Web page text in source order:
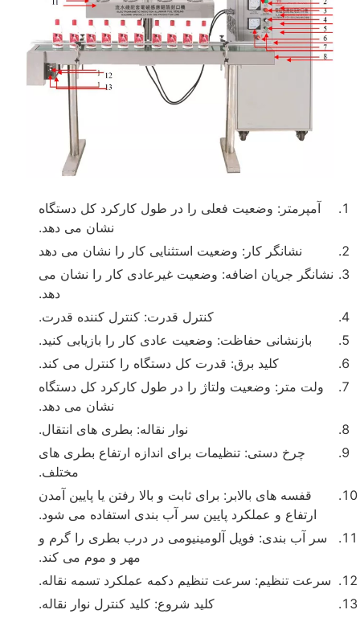
آمپرمتر: وضعیت فعلی را در طول کارکرد کل دستگاه
نشان می دهد.
نشانگر کار: وضعیت استثنایی کار را نشان می دهد
نشانگر جریان اضافه: وضعیت غیرعادی کار را نشان می
دهد.
کنترل قدرت: کنترل کننده قدرت.
بازنشانی حفاظت: وضعیت عادی کار را بازیابی کنید.
کلید برق: قدرت کل دستگاه را کنترل می کند.
ولت متر: وضعیت ولتاژ را در طول کارکرد کل دستگاه
نشان می دهد.
نوار نقاله: بطری های انتقال.
چرخ دستی: تنظیمات برای اندازه ارتفاع بطری های
مختلف.
قفسه های بالابر: برای ثابت و بالا رفتن یا پایین آمدن
ارتفاع و عملکرد پایین سر آب بندی استفاده می شود.
سر آب بندی: فویل آلومینیومی در درب بطری را گرم و
مهر و موم می کند.
سرعت تنظیم: سرعت تنظیم دکمه عملکرد تسمه نقاله.
کلید شروع: کلید کنترل نوار نقاله.